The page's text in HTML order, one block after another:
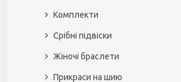
Комплекти
Срібні підвіски
Жіночі браслети
Прикраси на шию